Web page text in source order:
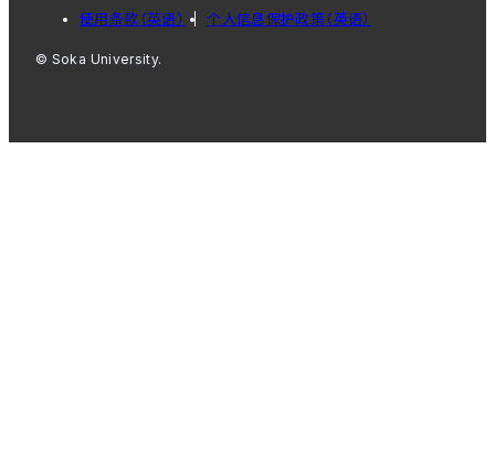
使用条款（英语） 个人信息保护政策（英语）
© Soka University.